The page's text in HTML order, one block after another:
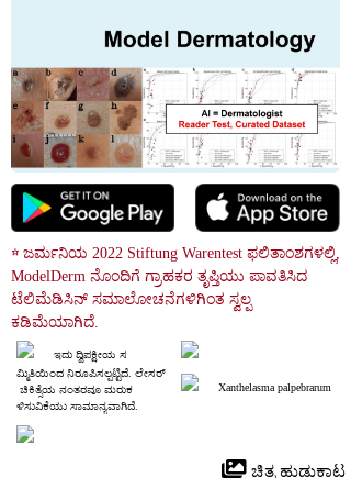
☆ ಜರ್ಮನಿಯ 2022 Stiftung Warentest ಫಲಿತಾಂಶಗಳಲ್ಲಿ,
ModelDerm ನೊಂದಿಗೆ ಗ್ರಾಹಕರ ತೃಪ್ತಿಯು ಪಾವತಿಸಿದ
ಟೆಲಿಮೆಡಿಸಿನ್ ಸಮಾಲೋಚನೆಗಳಿಗಿಂತ ಸ್ವಲ್ಪ
ಕಡಿಮೆಯಾಗಿದೆ.
ಇದು ದ್ವಿಪಕ್ಷೀಯ ಸ
ಮ್ಮಿತಿಯಿಂದ ನಿರೂಪಿಸಲ್ಪಟ್ಟಿದೆ. ಲೇಸರ್
ಚಿಕಿತ್ಸೆಯ ನಂತರವೂ ಮರುಕ
ಳಿಸುವಿಕೆಯು ಸಾಮಾನ್ಯವಾಗಿದೆ.
Xanthelasma palpebrarum
ಚಿತ್ರ ಹುಡುಕಾಟ